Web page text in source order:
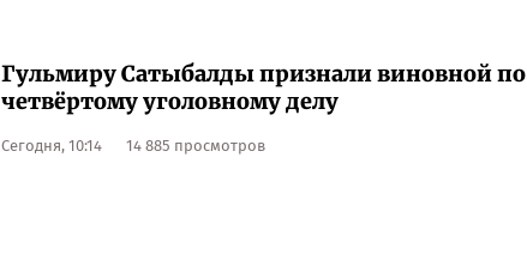
Гульмиру Сатыбалды признали виновной по
четвёртому уголовному делу
Сегодня, 10:14 14 885 просмотров